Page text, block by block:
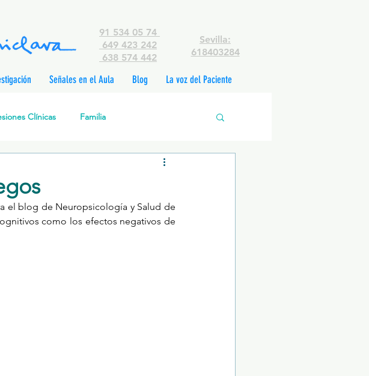
91 534 05 74
649 423 242
638 574 442
Sevilla:
618403284
Señales en el Aula Blog La voz del Paciente
Clínicas Familia
Personajes & Personas
el blog de Neuropsicología y Salud de
como los efectos negativos de